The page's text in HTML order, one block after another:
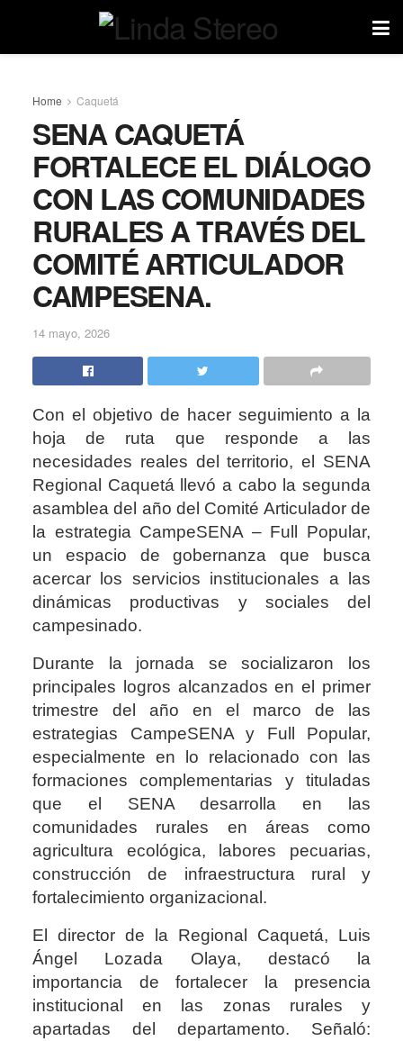
Home Caquetá
SENA CAQUETÁ
FORTALECE EL DIÁLOGO
CON LAS COMUNIDADES
RURALES A TRAVÉS DEL
COMITÉ ARTICULADOR
CAMPESENA.
14 mayo, 2026
Con el objetivo de hacer seguimiento a la
hoja de ruta que responde a las
necesidades reales del territorio, el SENA
Regional Caquetá llevó a cabo la segunda
asamblea del año del Comité Articulador de
la estrategia CampeSENA – Full Popular,
un espacio de gobernanza que busca
acercar los servicios institucionales a las
dinámicas productivas y sociales del
campesinado.
Durante la jornada se socializaron los
principales logros alcanzados en el primer
trimestre del año en el marco de las
estrategias CampeSENA y Full Popular,
especialmente en lo relacionado con las
formaciones complementarias y tituladas
que el SENA desarrolla en las
comunidades rurales en áreas como
agricultura ecológica, labores pecuarias,
construcción de infraestructura rural y
fortalecimiento organizacional.
El director de la Regional Caquetá, Luis
Ángel Lozada Olaya, destacó la
importancia de fortalecer la presencia
institucional en las zonas rurales y
apartadas del departamento. Señaló: